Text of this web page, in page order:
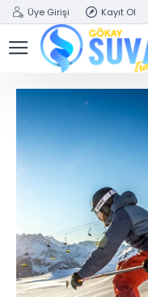
Üye Girişi Kayıt Ol